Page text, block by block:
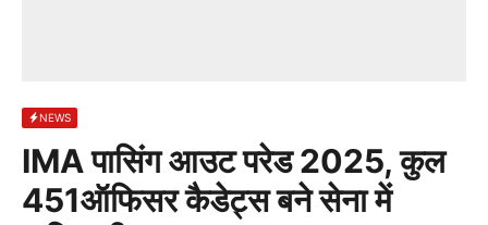
NEWS
IMA पासिंग आउट परेड 2025, कुल
451ऑफिसर कैडेट्स बने सेना में